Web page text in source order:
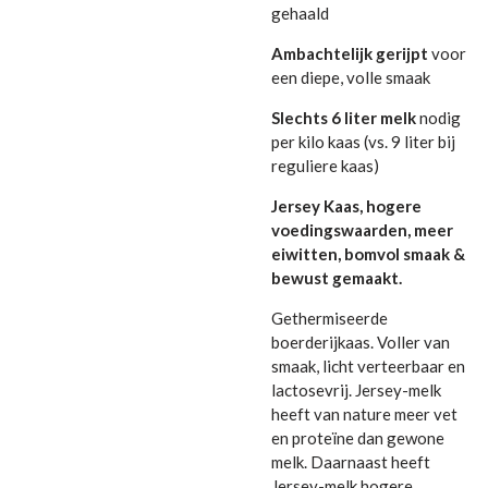
gehaald
Ambachtelijk gerijpt voor
een diepe, volle smaak
Slechts 6 liter melknodig
per kilo kaas (vs. 9 liter bij
reguliere kaas)
Jersey Kaas, hogere
voedingswaarden, meer
eiwitten, bomvol smaak &
bewust gemaakt.
Gethermiseerde
boerderijkaas. Voller van
smaak, licht verteerbaar en
lactosevrij. Jersey-melk
heeft van nature meer vet
en proteïne dan gewone
melk. Daarnaast heeft